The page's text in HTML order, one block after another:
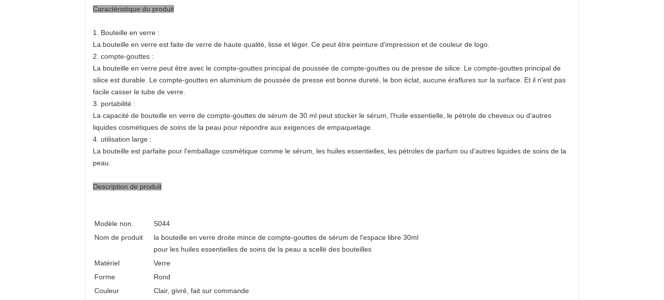
Caractéristique du produit
1. Bouteille en verre :
La bouteille en verre est faite de verre de haute qualité, lisse et léger. Ce peut être peinture d'impression et de couleur de logo.
2. compte-gouttes :
La bouteille en verre peut être avec le compte-gouttes principal de poussée de compte-gouttes ou de presse de silice. Le compte-gouttes principal de
silice est durable. Le compte-gouttes en aluminium de poussée de presse est bonne dureté, le bon éclat, aucune éraflures sur la surface. Et il n'est pas
facile casser le tube de verre.
3. portabilité :
La capacité de bouteille en verre de compte-gouttes de sérum de 30 ml peut stocker le sérum, l'huile essentielle, le pétrole de cheveux ou d'autres
liquides cosmétiques de soins de la peau pour répondre aux exigences de empaquetage.
4. utilisation large :
La bouteille est parfaite pour l'emballage cosmétique comme le sérum, les huiles essentielles, les pétroles de parfum ou d'autres liquides de soins de la
peau.
Description de produit
Modèle non.
S044
Nom de produit
la bouteille en verre droite mince de compte-gouttes de sérum de l'espace libre 30ml
pour les huiles essentielles de soins de la peau a scellé des bouteilles
Matériel
Verre
Forme
Rond
Couleur
Clair, givré, fait sur commande